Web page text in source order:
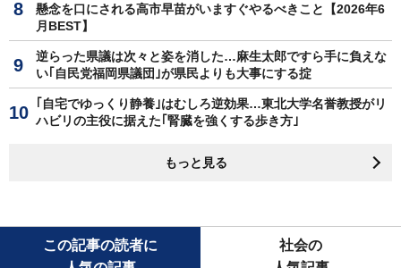
懸念を口にされる高市早苗がいますぐやるべきこと【2026年6
月BEST】
逆らった県議は次々と姿を消した…麻生太郎ですら手に負えな
い｢自民党福岡県議団｣が県民よりも大事にする掟
｢自宅でゆっくり静養｣はむしろ逆効果…東北大学名誉教授がリ
ハビリの主役に据えた｢腎臓を強くする歩き方｣
もっと見る
この記事の読者に
社会の